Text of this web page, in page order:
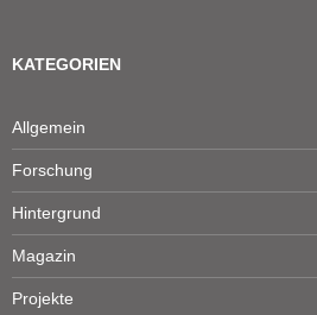
KATEGORIEN
Allgemein
Forschung
Hintergrund
Magazin
Projekte